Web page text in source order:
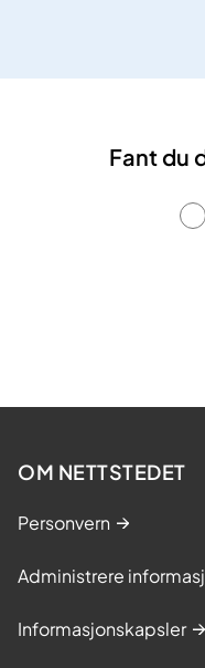
Fant du
OM NETTSTEDET
Personvern
Administrere
Informasjonskapsler